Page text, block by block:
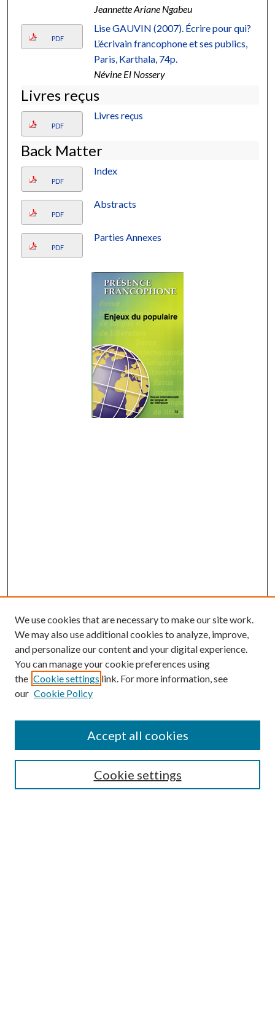
Jeannette Ariane Ngabeu
PDF
Lise GAUVIN (2007). Écrire pour qui?
L’écrivain francophone et ses publics,
Paris, Karthala, 74p.
Névine El Nossery
Livres reçus
PDF
Livres reçus
Back Matter
PDF
Index
PDF
Abstracts
PDF
Parties Annexes
Most Popular Papers
We use cookies that are necessary to make our site work.
We may also use additional cookies to analyze, improve,
and personalize our content and your digital experience.
You can manage your cookie preferences using
the Cookie settings link. For more information, see
our Cookie Policy
Cookie settings
Accept all cookies